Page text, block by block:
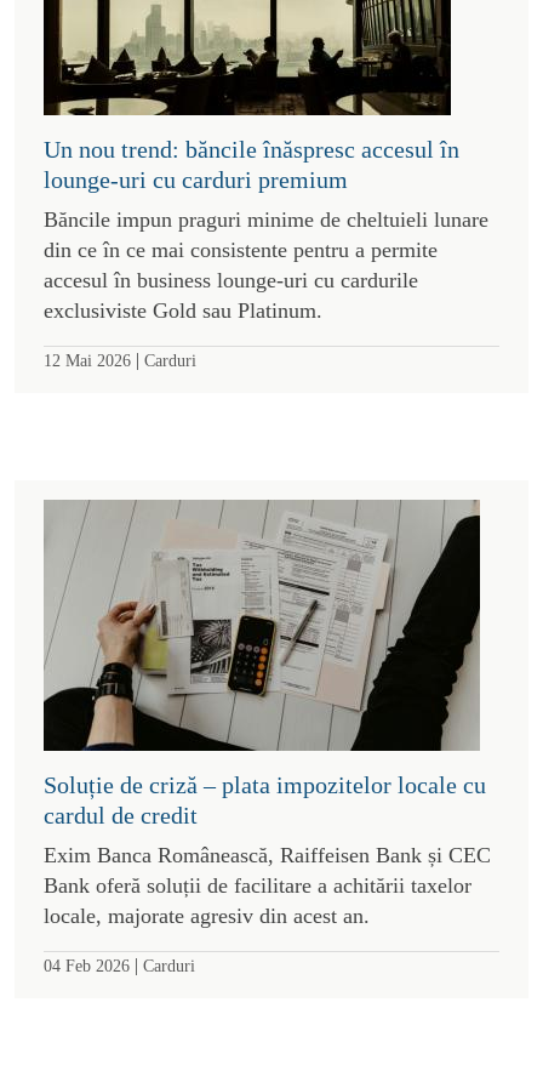
Un nou trend: băncile înăspresc accesul în
lounge-uri cu carduri premium
Băncile impun praguri minime de cheltuieli lunare
din ce în ce mai consistente pentru a permite
accesul în business lounge-uri cu cardurile
exclusiviste Gold sau Platinum.
12 Mai 2026 | Carduri
Soluție de criză – plata impozitelor locale cu
cardul de credit
Exim Banca Românească, Raiffeisen Bank și CEC
Bank oferă soluții de facilitare a achitării taxelor
locale, majorate agresiv din acest an.
04 Feb 2026 | Carduri